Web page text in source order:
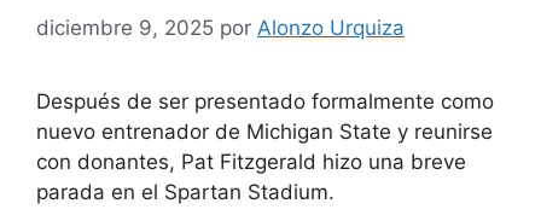
diciembre 9, 2025 por Alonzo Urquiza
Después de ser presentado formalmente como
nuevo entrenador de Michigan State y reunirse
con donantes, Pat Fitzgerald hizo una breve
parada en el Spartan Stadium.